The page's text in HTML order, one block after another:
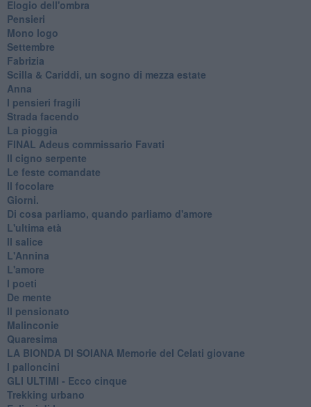
Elogio dell'ombra
Pensieri
Mono logo
Settembre
Fabrizia
​Scilla & Cariddi, un sogno di mezza estate
Anna
I pensieri fragili
Strada facendo
La pioggia
FINAL Adeus commissario Favati
Il cigno serpente
Le feste comandate
Il focolare
Giorni.
Di cosa parliamo, quando parliamo d'amore
L'ultima età
Il salice
L'Annina
L'amore
I poeti
De mente
Il pensionato
Malinconie
Quaresima
LA BIONDA DI SOIANA Memorie del Celati giovane
I palloncini
GLI ULTIMI - Ecco cinque
Trekking urbano